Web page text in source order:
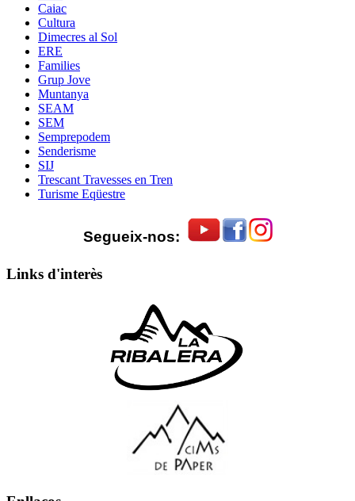
Caiac
Cultura
Dimecres al Sol
ERE
Families
Grup Jove
Muntanya
SEAM
SEM
Semprepodem
Senderisme
SIJ
Trescant Travesses en Tren
Turisme Eqüestre
Segueix-nos:
Links d'interès